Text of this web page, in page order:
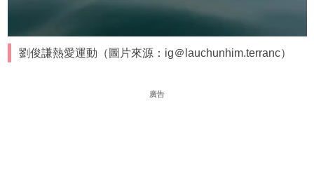
劉俊謙熱愛運動（圖片來源：ig＠lauchunhim.terranc）
廣告